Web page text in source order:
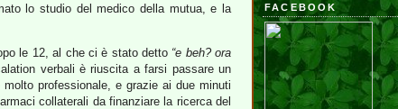
lo studio del medico della mutua, e la
le 12, al che ci è stato detto “e beh? ora
verbali è riuscita a farsi passare un
professionale, e grazie ai due minuti
collaterali da finanziare la ricerca del
FACEBOOK